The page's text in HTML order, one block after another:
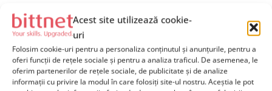
Acest site utilizează cookie-
uri
Folosim cookie-uri pentru a personaliza conținutul și anunțurile, pentru a
oferi funcții de rețele sociale și pentru a analiza traficul. De asemenea, le
oferim partenerilor de rețele sociale, de publicitate și de analize
informații cu privire la modul în care folosiți site-ul nostru. Aceștia le pot
scurt timp posibil și îți va oferisuport dedicat
Contactează-ne